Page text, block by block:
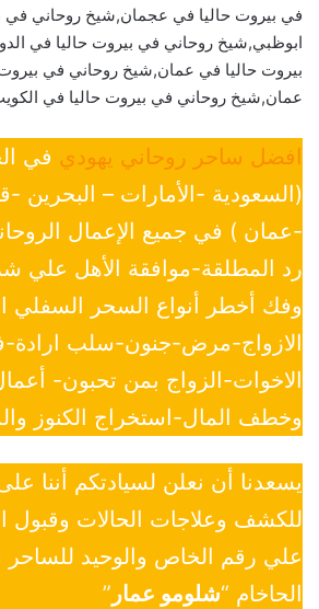
في بيروت حاليا في عجمان,شيخ روحاني في
ابوظبي,شيخ روحاني في بيروت حاليا في
بيروت حاليا في عمان,شيخ روحاني في
عمان,شيخ روحاني في بيروت حاليا في
افضل ساحر روحاني يهودي في
(السعودية -الأمارات – البحرين
-عمان ) في جميع الإعمال
رد المطلقة-موافقة الأهل علي
وفك أخطر أنواع السحر السفلي
الازواج-مرض-جنون-سلب ارادة-
الاخوات-الزواج بمن تحبون-
وخطف المال-استخراج الكنوز
يسعدنا أن نعلن لسيادتكم أننا
للكشف وعلاجات الحالات وقبول
علي رقم الخاص والوحيد للساحر
الحاخام “شلومو عمار ”